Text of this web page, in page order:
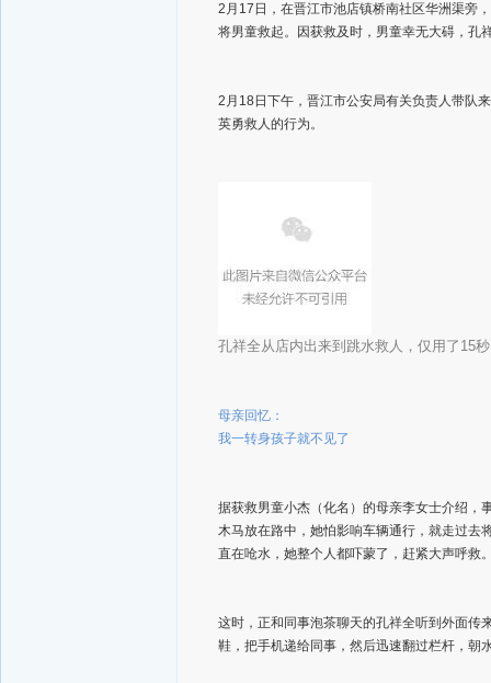
2月17日，在晋江市池店镇桥南社区华洲渠旁
将男童救起。因获救及时，男童幸无大碍，孔
2月18日下午，晋江市公安局有关负责人带队
英勇救人的行为。
孔祥全从店内出来到跳水救人，仅用了15
母亲回忆：
我一转身孩子就不见了
据获救男童小杰（化名）的母亲李女士介绍，
木马放在路中，她怕影响车辆通行，就走过去
直在呛水，她整个人都吓蒙了，赶紧大声呼救
这时，正和同事泡茶聊天的孔祥全听到外面传
鞋，把手机递给同事，然后迅速翻过栏杆，朝